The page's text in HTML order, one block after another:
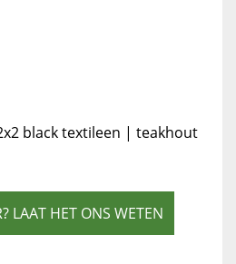
black textileen | teakhout
LAAT HET ONS WETEN